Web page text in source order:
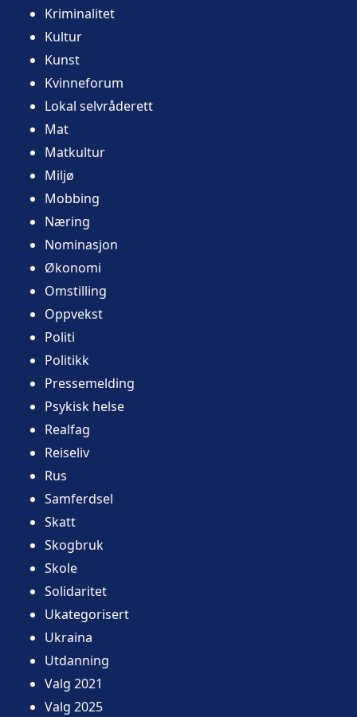
Kriminalitet
Kultur
Kunst
Kvinneforum
Lokal selvråderett
Mat
Matkultur
Miljø
Mobbing
Næring
Nominasjon
Økonomi
Omstilling
Oppvekst
Politi
Politikk
Pressemelding
Psykisk helse
Realfag
Reiseliv
Rus
Samferdsel
Skatt
Skogbruk
Skole
Solidaritet
Ukategorisert
Ukraina
Utdanning
Valg 2021
Valg 2025